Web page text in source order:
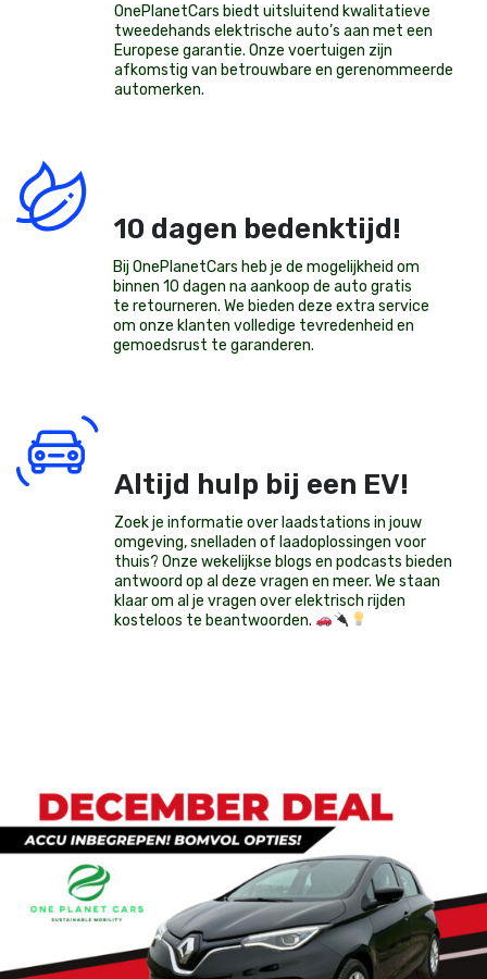
OnePlanetCars biedt uitsluitend kwalitatieve
tweedehands elektrische auto’s aan met een
Europese garantie. Onze voertuigen zijn
afkomstig van betrouwbare en gerenommeerde
automerken.
10 dagen bedenktijd!
Bij OnePlanetCars heb je de mogelijkheid om
binnen 10 dagen na aankoop de auto gratis
te retourneren. We bieden deze extra service
om onze klanten volledige tevredenheid en
gemoedsrust te garanderen.
Altijd hulp bij een EV!
Zoek je informatie over laadstations in jouw
omgeving, snelladen of laadoplossingen voor
thuis? Onze wekelijkse blogs en podcasts bieden
antwoord op al deze vragen en meer. We staan
klaar om al je vragen over elektrisch rijden
kosteloos te beantwoorden.